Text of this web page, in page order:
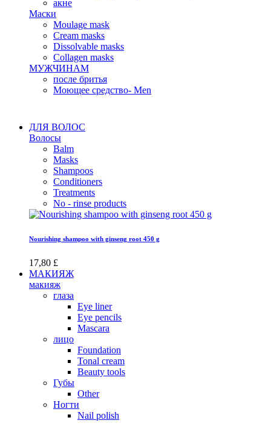
акне
Маски
Moulage mask
Cream masks
Dissolvable masks
Collagen masks
МУЖЧИНАМ
после бритья
Моющее средство- Men
ДЛЯ ВОЛОС
Волосы
Balm
Masks
Shampoos
Conditioners
Treatments
No - rinse products
Nourishing shampoo with ginseng root 450 g
17,80 £
МАКИЯЖ
макияж
глаза
Eye liner
Eye pencils
Mascara
лицо
Foundation
Tonal cream
Beauty tools
Губы
Other
Ногти
Nail polish